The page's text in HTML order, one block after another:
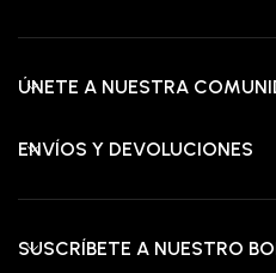
ÚNETE A NUESTRA
ENVÍOS Y DEVOLUCIONES
SUSCRÍBETE A NUESTRO